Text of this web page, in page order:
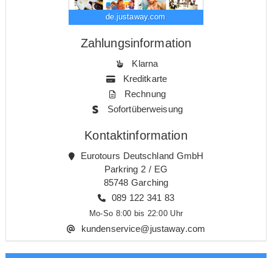
de.justaway.com
Zahlungsinformation
Klarna
Kreditkarte
Rechnung
Sofortüberweisung
Kontaktinformation
Eurotours Deutschland GmbH
Parkring 2 / EG
85748 Garching
089 122 341 83
Mo-So 8:00 bis 22:00 Uhr
kundenservice@justaway.com